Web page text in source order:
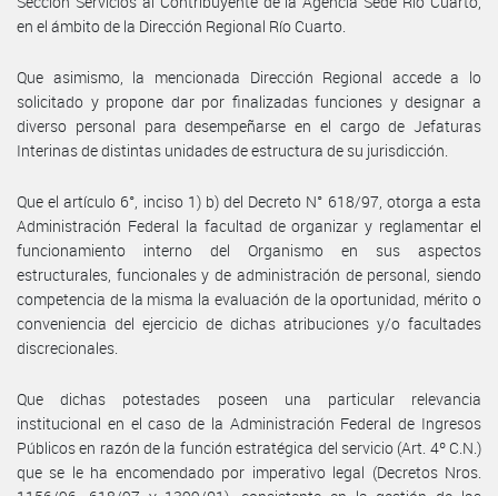
en el ámbito de la Dirección Regional Río Cuarto.
Que asimismo, la mencionada Dirección Regional accede a lo
solicitado y propone dar por finalizadas funciones y designar a
diverso personal para desempeñarse en el cargo de Jefaturas
Interinas de distintas unidades de estructura de su jurisdicción.
Que el artículo 6°, inciso 1) b) del Decreto N° 618/97, otorga a esta
Administración Federal la facultad de organizar y reglamentar el
funcionamiento interno del Organismo en sus aspectos
estructurales, funcionales y de administración de personal, siendo
competencia de la misma la evaluación de la oportunidad, mérito o
conveniencia del ejercicio de dichas atribuciones y/o facultades
discrecionales.
Que dichas potestades poseen una particular relevancia
institucional en el caso de la Administración Federal de Ingresos
Públicos en razón de la función estratégica del servicio (Art. 4º C.N.)
que se le ha encomendado por imperativo legal (Decretos Nros.